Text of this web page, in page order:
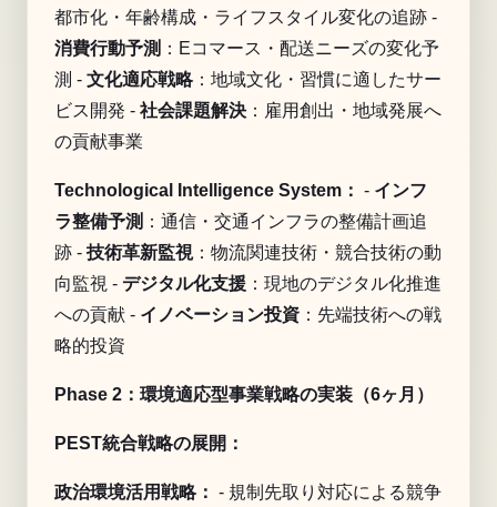
都市化・年齢構成・ライフスタイル変化の追跡 -
消費行動予測 ：Eコマース・配送ニーズの変化予
測 - 文化適応戦略：地域文化・習慣に適したサー
ビス開発 - 社会課題解決 ：雇用創出・地域発展へ
の貢献事業
Technological Intelligence System： - インフ
ラ整備予測 ：通信・交通インフラの整備計画追
跡 - 技術革新監視：物流関連技術・競合技術の動
向監視 - デジタル化支援 ：現地のデジタル化推進
への貢献 - イノベーション投資 ：先端技術への戦
略的投資
Phase 2：環境適応型事業戦略の実装（6ヶ月）
PEST統合戦略の展開：
政治環境活用戦略： - 規制先取り対応による競争